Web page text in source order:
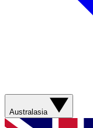
Australasia